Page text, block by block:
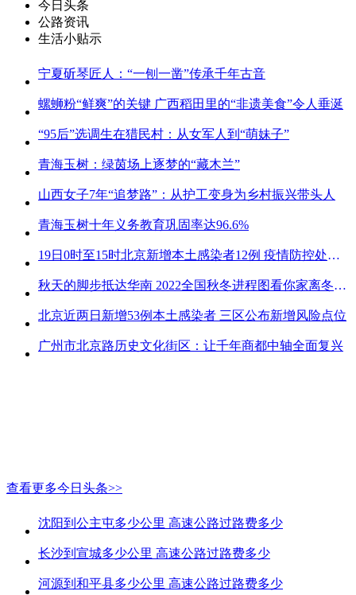
今日头条
公路资讯
生活小贴示
宁夏斫琴匠人：“一刨一凿”传承千年古音
螺蛳粉“鲜爽”的关键 广西稻田里的“非遗美食”令人垂涎
“95后”选调生在猎民村：从女军人到“萌妹子”
青海玉树：绿茵场上逐梦的“藏木兰”
山西女子7年“追梦路”：从护工变身为乡村振兴带头人
青海玉树十年义务教育巩固率达96.6%
19日0时至15时北京新增本土感染者12例 疫情防控处关键时刻
秋天的脚步抵达华南 2022全国秋冬进程图看你家离冬天有多远
北京近两日新增53例本土感染者 三区公布新增风险点位
广州市北京路历史文化街区：让千年商都中轴全面复兴
查看更多今日头条>>
沈阳到公主屯多少公里 高速公路过路费多少
长沙到宣城多少公里 高速公路过路费多少
河源到和平县多少公里 高速公路过路费多少